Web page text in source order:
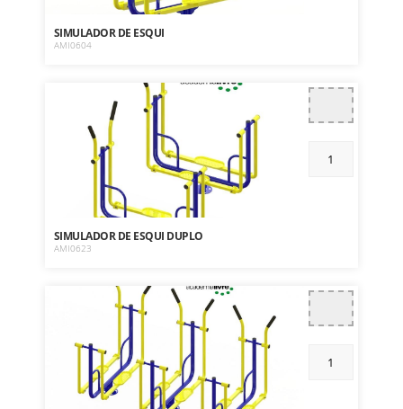
SIMULADOR DE ESQUI
AMI0604
SIMULADOR DE ESQUI DUPLO
AMI0623